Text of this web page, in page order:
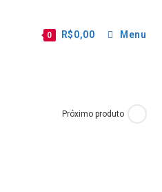
0 R$0,00 Menu
Próximo produto